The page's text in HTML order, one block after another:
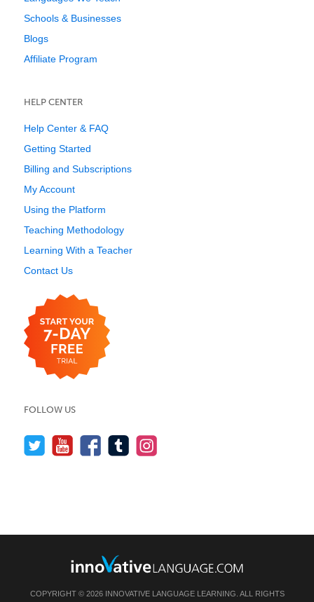
Schools & Businesses
Blogs
Affiliate Program
HELP CENTER
Help Center & FAQ
Getting Started
Billing and Subscriptions
My Account
Using the Platform
Teaching Methodology
Learning With a Teacher
Contact Us
FOLLOW US
COPYRIGHT © 2026 INNOVATIVE LANGUAGE LEARNING. ALL RIGHTS